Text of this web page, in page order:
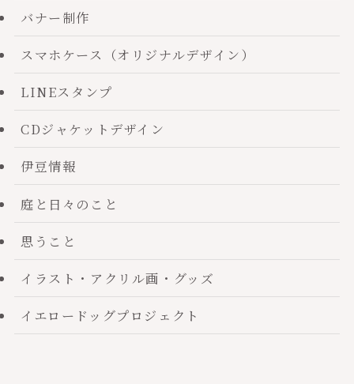
バナー制作
スマホケース（オリジナルデザイン）
LINEスタンプ
CDジャケットデザイン
伊豆情報
庭と日々のこと
思うこと
イラスト・アクリル画・グッズ
イエロードッグプロジェクト